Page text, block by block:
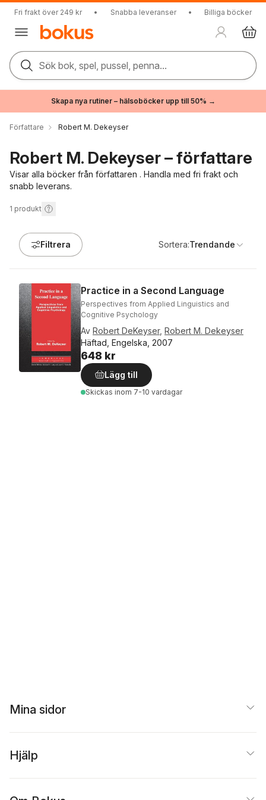
Fri frakt över 249 kr • Snabba leveranser • Billiga böcker
Sök bok, spel, pussel, penna...
Skapa nya rutiner – hälsoböcker upp till 50% →
Författare Robert M. Dekeyser
Robert M. Dekeyser – författare
Visar alla böcker från författaren . Handla med fri frakt och
snabb leverans.
1 produkt
Filtrera Sortera:Trendande
Practice in a Second Language
Perspectives from Applied Linguistics and
Cognitive Psychology
Av Robert DeKeyser, Robert M. Dekeyser
Häftad, Engelska, 2007
648 kr
Lägg till
Skickas inom 7-10 vardagar
Mina sidor
Hjälp